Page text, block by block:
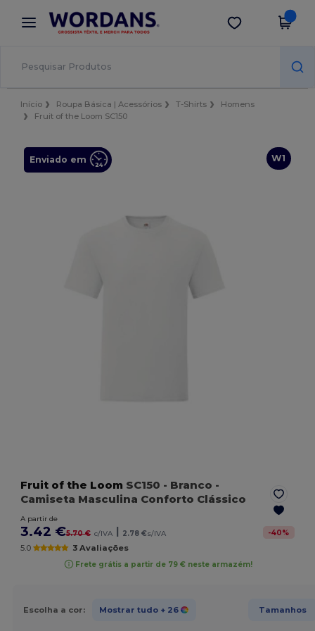
× App Wordans
Melhores preços na app!
Obter app
Início Roupa Básica | Acessórios T-Shirts
Homens
Fruit of the Loom SC150
W1
Enviado em
Fruit of the Loom SC150 - Branco -
Camiseta Masculina Conforto Clássico
A partir de
3.42 €5.70 € c/IVA | 2.78 €s/IVA -40%
5.0 3 Avaliações
Frete grátis a partir de 79 € neste armazém!
Escolha a cor: Mostrar tudo + 26 Tamanhos